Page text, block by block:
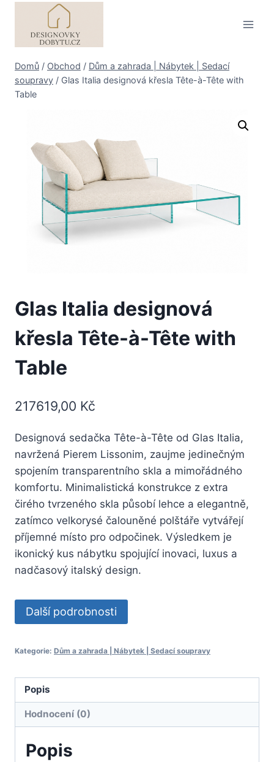
Domů / Obchod / Dům a zahrada | Nábytek | Sedací
soupravy / Glas Italia designová křesla Tête-à-Tête with
Table
Glas Italia designová
křesla Tête-à-Tête with
Table
217619,00 Kč
Designová sedačka Tête-à-Tête od Glas Italia,
navržená Pierem Lissonim, zaujme jedinečným
spojením transparentního skla a mimořádného
komfortu. Minimalistická konstrukce z extra
čirého tvrzeného skla působí lehce a elegantně,
zatímco velkorysé čalouněné polštáře vytvářejí
příjemné místo pro odpočinek. Výsledkem je
ikonický kus nábytku spojující inovaci, luxus a
nadčasový italský design.
Další podrobnosti
Kategorie: Dům a zahrada | Nábytek | Sedací soupravy
Popis
Hodnocení (0)
Popis